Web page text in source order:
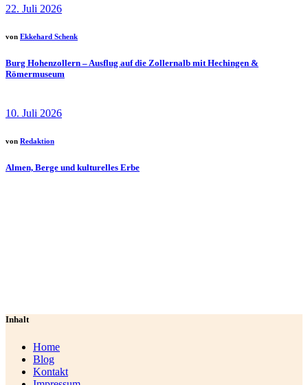
22. Juli 2026
von Ekkehard Schenk
Burg Hohenzollern – Ausflug auf die Zollernalb mit Hechingen &
Römermuseum
10. Juli 2026
von Redaktion
Almen, Berge und kulturelles Erbe
Inhalt
Home
Blog
Kontakt